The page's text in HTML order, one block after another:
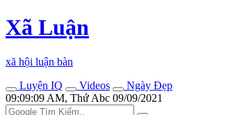
Xã Luận
xã hội luận bàn
Luyện IQ
Videos
Ngày Đẹp
09:09:09 AM, Thứ Abc 09/09/2021